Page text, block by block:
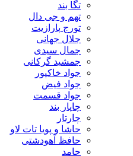
تهم و جی دال
تورج پارازیت
جلال جهانی
جمال سیدی
جمشید گرکانی
جواد خاکپور
جواد فیض
جواد قسمت
چاپار بند
حاشا و پویا تات لاو
حافظ آهودشتی